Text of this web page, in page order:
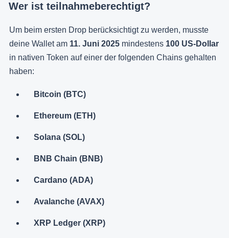
Wer ist teilnahmeberechtigt?
Um beim ersten Drop berücksichtigt zu werden, musste
deine Wallet am 11. Juni 2025 mindestens 100 US-Dollar
in nativen Token auf einer der folgenden Chains gehalten
haben:
Bitcoin (BTC)
Ethereum (ETH)
Solana (SOL)
BNB Chain (BNB)
Cardano (ADA)
Avalanche (AVAX)
XRP Ledger (XRP)